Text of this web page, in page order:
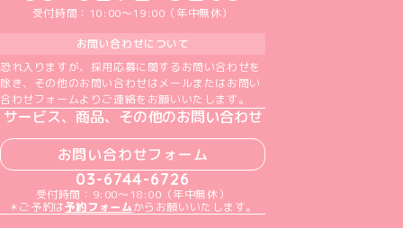
受付時間：10:00～19:00（年中無休）
お問い合わせについて
恐れ入りますが、採用応募に関するお問い合わせを
除き、その他のお問い合わせはメールまたはお問い
合わせフォームよりご連絡をお願いいたします。
サービス、商品、その他のお問い合わせ
お問い合わせフォーム
03-6744-6726
受付時間：9:00～18:00（年中無休）
＊ご予約は予約フォームからお願いいたします。